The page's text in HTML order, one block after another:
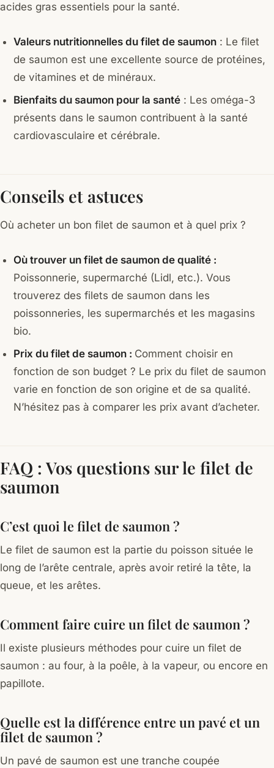
acides gras essentiels pour la santé.
Valeurs nutritionnelles du filet de saumon : Le filet
de saumon est une excellente source de protéines,
de vitamines et de minéraux.
Bienfaits du saumon pour la santé : Les oméga-3
présents dans le saumon contribuent à la santé
cardiovasculaire et cérébrale.
Conseils et astuces
Où acheter un bon filet de saumon et à quel prix ?
Où trouver un filet de saumon de qualité :
Poissonnerie, supermarché (Lidl, etc.). Vous
trouverez des filets de saumon dans les
poissonneries, les supermarchés et les magasins
bio.
Prix du filet de saumon : Comment choisir en
fonction de son budget ? Le prix du filet de saumon
varie en fonction de son origine et de sa qualité.
N’hésitez pas à comparer les prix avant d’acheter.
FAQ : Vos questions sur le filet de
saumon
C’est quoi le filet de saumon ?
Le filet de saumon est la partie du poisson située le
long de l’arête centrale, après avoir retiré la tête, la
queue, et les arêtes.
Comment faire cuire un filet de saumon ?
Il existe plusieurs méthodes pour cuire un filet de
saumon : au four, à la poêle, à la vapeur, ou encore en
papillote.
Quelle est la différence entre un pavé et un
filet de saumon ?
Un pavé de saumon est une tranche coupée